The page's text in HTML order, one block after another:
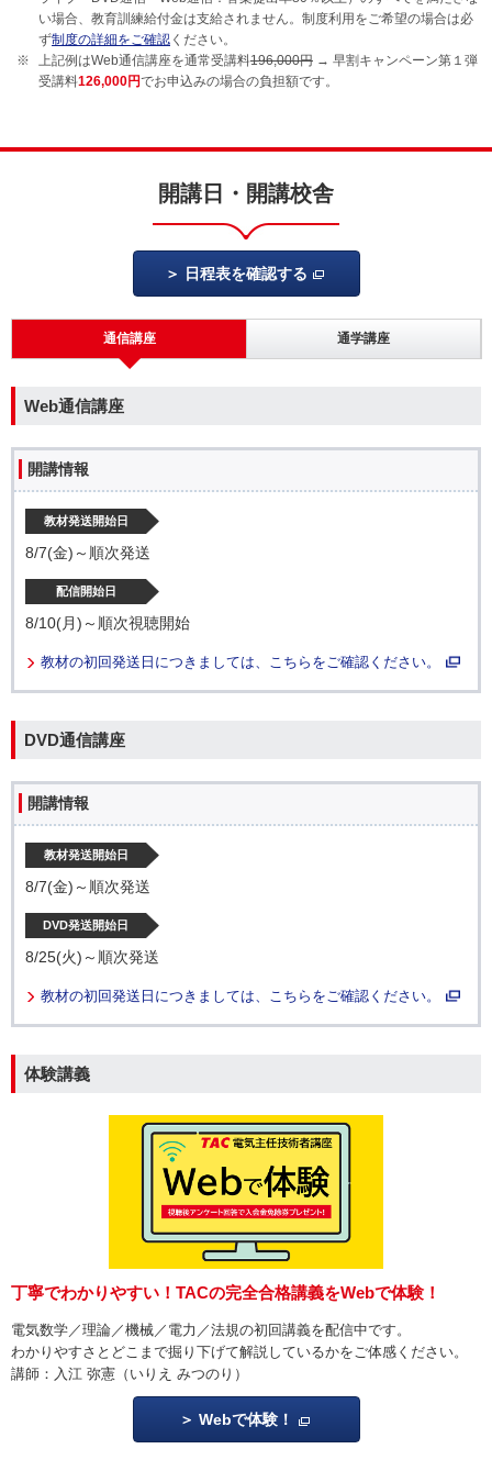
い場合、教育訓練給付金は支給されません。制度利用をご希望の場合は必
ず制度の詳細をご確認 ください。
上記例はWeb通信講座を通常受講料196,000円 → 早割キャンペーン第１弾
受講料126,000円でお申込みの場合の負担額です。
開講日・開講校舎
日程表を確認する
通信講座 通学講座
Web通信講座
開講情報
教材発送開始日
8/7(金)～順次発送
配信開始日
8/10(月)～順次視聴開始
教材の初回発送日につきましては、こちらをご確認ください。
DVD通信講座
開講情報
教材発送開始日
8/7(金)～順次発送
DVD発送開始日
8/25(火)～順次発送
教材の初回発送日につきましては、こちらをご確認ください。
体験講義
丁寧でわかりやすい！ TACの完全合格講義をWebで体験！
電気数学／理論／機械／電力／法規の初回講義を配信中です。
わかりやすさとどこまで掘り下げて解説しているかをご体感ください。
講師：入江 弥憲（いりえ みつのり）
Webで体験！